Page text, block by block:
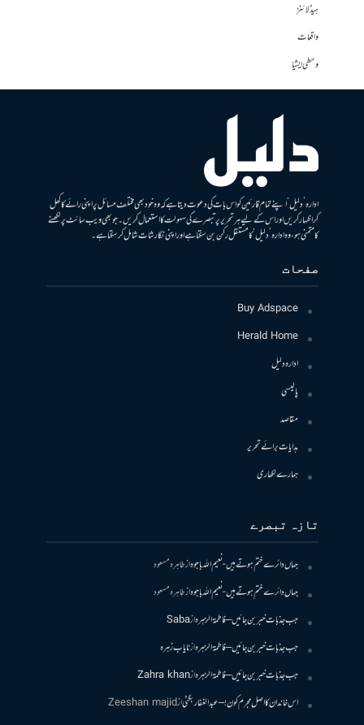
ہیڈلائنز
واقعات
وسطی ایشیا
ادارہ ’دلیل‘ اپنے تمام قارئین کو اس بات کی دعوت دیتا ہے کہ وہ خود بھی مختلف مسائل پر اپنی رائے کا کھل
کر اظہار کریں اور اس کے لیے ہر تحریر پر تبصرے کی سہولت کا استعمال کریں۔ جو بھی ویب سائٹ پر لکھنے
کا متمنی ہو، وہ ادارہ ’دلیل‘ کا مستقل رکن بن سکتا ہے اور اپنی نگارشات شامل کرسکتا ہے۔
صفحات
Buy Adspace
Herald Home
ادارہ دلیل
پالیسی
مقاصد
ہدایات برائے تحریر
ہمارے لکھاری
تازہ تبصرے
جہاں دائرے ختم ہوتے ہیں- نعیم اللہ باجوہازطاہرہ مسعود
جہاں دائرے ختم ہوتے ہیں- نعیم اللہ باجوہازطاہرہ مسعود
جب جذبات خبر بن جائیں – فاطمۃالزہرہازSaba
جب جذبات خبر بن جائیں – فاطمۃالزہرہازنایاب زہرہ
جب جذبات خبر بن جائیں – فاطمۃالزہرہازZahra khan
اس خاندان کا اصل مجرم کون! – عبدالغفار بگٹیازZeeshan majid